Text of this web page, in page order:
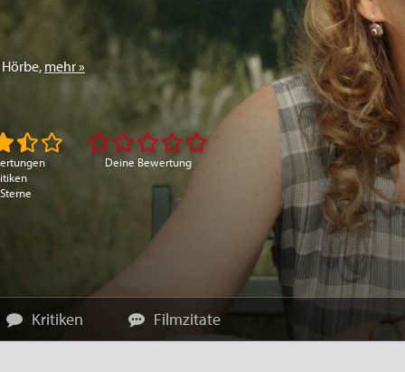
, mehr »
Deine Bewertung
Kritiken Filmzitate